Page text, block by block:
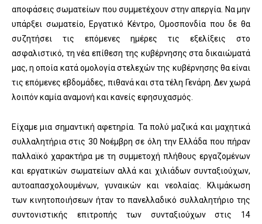
αποφάσεις σωματείων που συμμετέχουν στην απεργία. Να μην
υπάρξει σωματείο, Εργατικό Κέντρο, Ομοσπονδία που δε θα
συζητήσει τις επόμενες ημέρες τις εξελίξεις στο
ασφαλιστικό, τη νέα επίθεση της κυβέρνησης στα δικαιώματά
μας, η οποία κατά ομολογία στελεχών της κυβέρνησης θα είναι
τις επόμενες εβδομάδες, πιθανά και στα τέλη Γενάρη. Δεν χωρά
λοιπόν καμία αναμονή και κανείς εφησυχασμός.
Είχαμε μια σημαντική αφετηρία. Τα πολύ μαζικά και μαχητικά
συλλαλητήρια στις 30 Νοέμβρη σε όλη την Ελλάδα που πήραν
παλλαϊκό χαρακτήρα με τη συμμετοχή πλήθους εργαζομένων
και εργατικών σωματείων αλλά και χιλιάδων συνταξιούχων,
αυτοαπασχολουμένων, γυναικών και νεολαίας. Κλιμάκωση
των κινητοποιήσεων ήταν το πανελλαδικό συλλαλητήριο της
συντονιστικής επιτροπής των συνταξιούχων στις 14